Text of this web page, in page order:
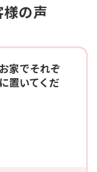
の声
家でそれぞ
置いてくだ